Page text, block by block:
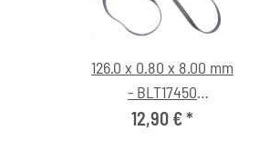
126.0 x 0.80 x 8.00 mm
- BLT17450
Flachriemen
12,90 €*